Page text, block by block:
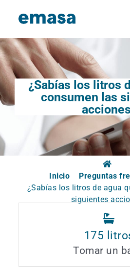
¿Sabías los litros
consumen las
Inicio
Preguntas
¿Sabías los litros de agua
siguientes
175
Tomar un